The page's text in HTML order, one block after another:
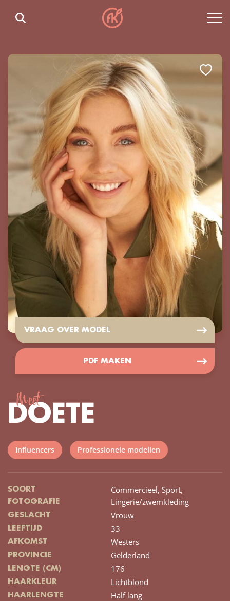
VRAAG OVER MODEL
PDF MAKEN
Meet
DOETE
Influencers Professionele modellen
SOORT
FOTOGRAFIE
Commercieel, Sport,
Lingerie/zwemkleding
GESLACHT Vrouw
LEEFTIJD 33
AFKOMST Westers
PROVINCIE Gelderland
LENGTE (CM) 176
HAARKLEUR Lichtblond
HAARLENGTE Half lang